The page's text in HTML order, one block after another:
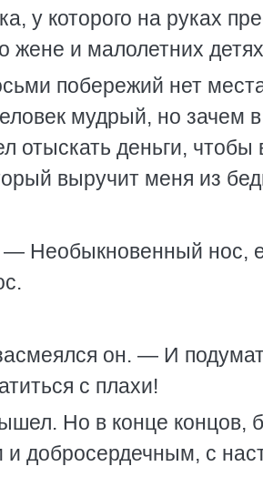
у которого на руках
жене и малолетних
побережий нет
мудрый, но зачем
отыскать деньги, чтобы
выручит меня из
Необыкновенный нос,
он. — И
с плахи!
Но в конце концов,
добросердечным, с